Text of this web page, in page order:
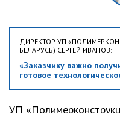
ДИРЕКТОР УП
БЕЛАРУСЬ) СЕРГЕЙ ИВАНОВ:
«Заказчику важно
готовое
УП